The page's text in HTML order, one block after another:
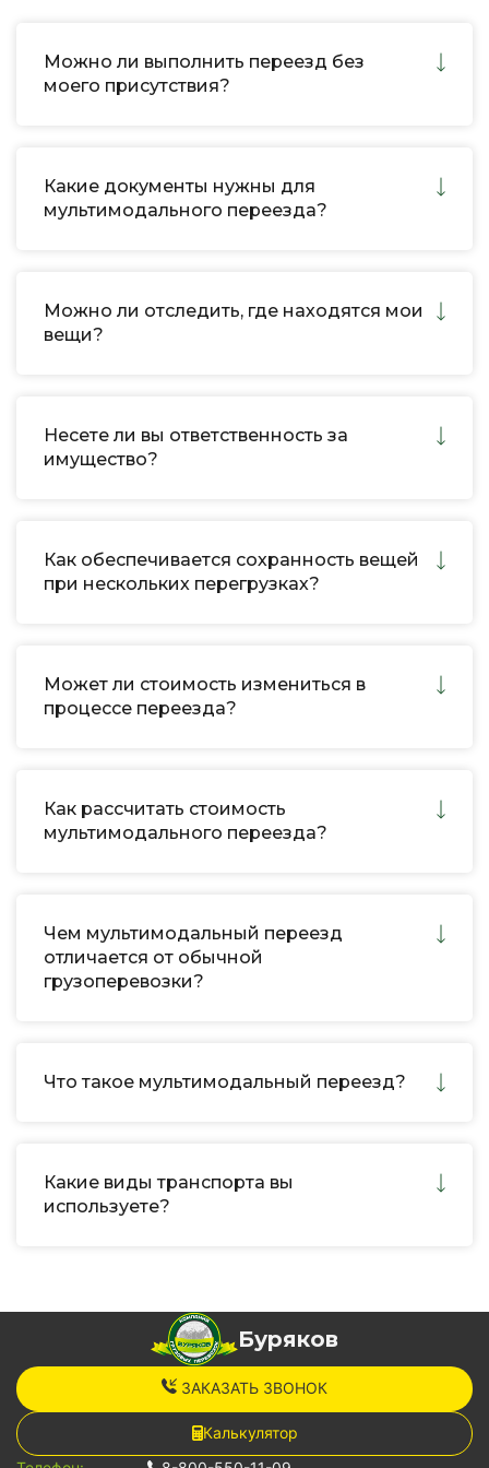
Можно ли выполнить переезд без
моего присутствия?
Какие документы нужны для
мультимодального переезда?
Можно ли отследить, где находятся мои
вещи?
Несете ли вы ответственность за
имущество?
Как обеспечивается сохранность вещей
при нескольких перегрузках?
Может ли стоимость измениться в
процессе переезда?
Как рассчитать стоимость
мультимодального переезда?
Чем мультимодальный переезд
отличается от обычной
грузоперевозки?
Что такое мультимодальный переезд?
Какие виды транспорта вы
используете?
Буряков
ЗАКАЗАТЬ ЗВОНОК
Калькулятор